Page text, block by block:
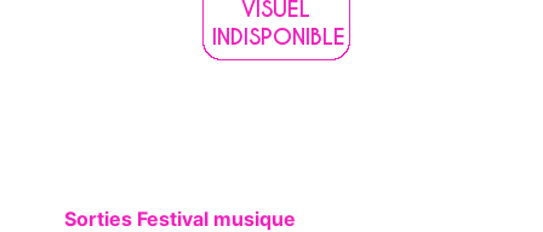
Sorties Festival musique